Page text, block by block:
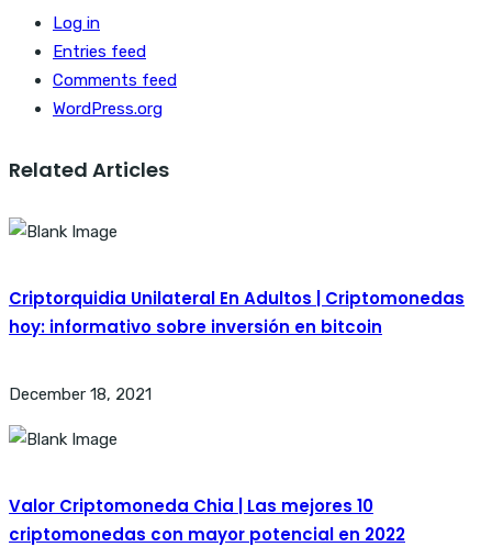
Log in
Entries feed
Comments feed
WordPress.org
Related Articles
Criptorquidia Unilateral En Adultos | Criptomonedas
hoy: informativo sobre inversión en bitcoin
December 18, 2021
Valor Criptomoneda Chia | Las mejores 10
criptomonedas con mayor potencial en 2022